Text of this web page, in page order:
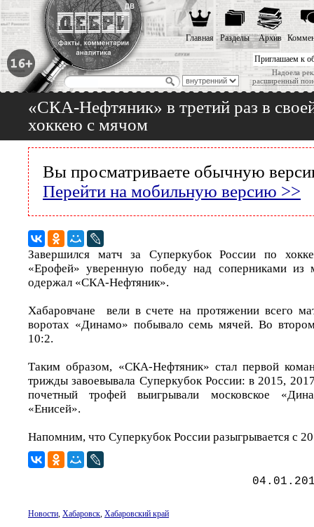
Приглашаем к
Надоела
расширенный
Главная Разделы Архив
«СКА-Нефтяник» в третий раз в
хоккею с мячом
Вы просматриваете обычную
Перейти на мобильную версию >>
Завершился матч за Суперкубок России по
«Ерофей» уверенную победу над соперниками из
одержал «СКА-Нефтяник».
Хабаровчане вели в счете на протяжении всего
воротах «Динамо» побывало семь мячей. Во
10:2.
Таким образом, «СКА-Нефтяник» стал первой
трижды завоевывала Суперкубок России: в 2015,
почетный трофей выигрывали московское
«Енисей».
Напомним, что Суперкубок России разыгрывается с
Новости, Хабаровск, Хабаровский край